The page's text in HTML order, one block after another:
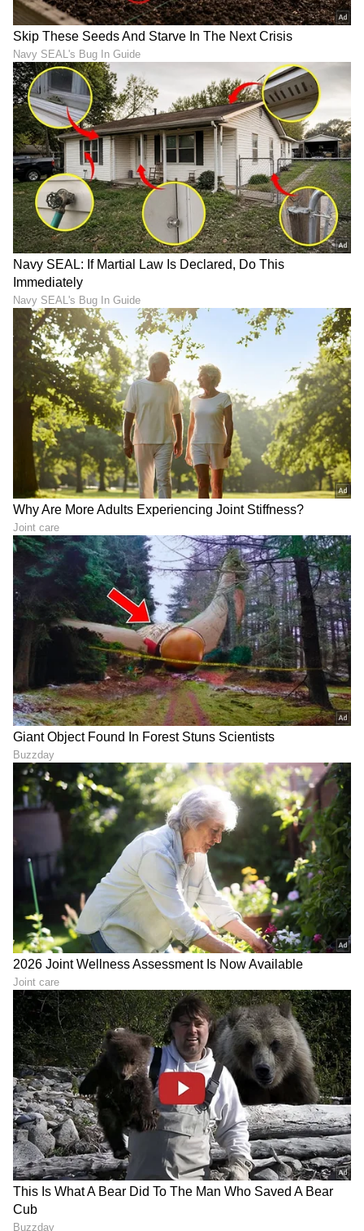
Girija Oak: ತಂದೆ ಬಗ್ಗೆ
'ನ್ಯಾಷನಲ್ ಕ್ರಶ್' ಗಿರಿಜಾ ಓಕ್
ಹೇಳಿದ್ದೇನು? ಸಂಬಂಧದ ಬಗ್ಗೆ
ಬಿಚ್ಚಿಟ್ರು ಸತ್ಯ
'ಲೆನಿನ್' ಹಿಟ್ ಬಳಿಕ ಭಾವುಕರಾದ
ಭಾಗ್ಯಶ್ರೀ: ತಂದೆಯ ಕಷ್ಟದ
ದಿನಗಳನ್ನು ನೆನೆದು ಕಣ್ಣೀರಿಟ್ಟ ನಟಿ
ಪಾಪ್ ತಾರೆ ಲೇಡಿ ಗಾಗಾಗೆ ವಾಚ್
ಕೊಡಲು ಹೋಗಿ
ಮುಜುಗರಕ್ಕೀಡಾದ್ರಾ ಶಾರುಖ್?
ಹಳೆ ವಿಡಿಯೋ ಮತ್ತೆ ವೈರಲ್!
ಹೀರೋ': 'ಲೆನಿನ್' ಪಾತ್ರದ
ಹಿಂದಿನ ಕಥೆ ಹೇಳಿದ ನಟ
ಪ್ರಮೋದ್
LATEST VIDEOS
"ರಾಜಕೀಯ ಬೇಡ, ಸಿನಿಮಾನೇ ಪ್ರಾಣ":
ಕನಕೋತ್ಸವದಲ್ಲಿ ರಿಷಬ್ ಶೆಟ್ಟಿ | Rishab
Shetty speech | Suvarna News
ಶೇ.50 ರಿಂದ ಶೇ.18 ಕ್ಕೆ TAX ಇಳಿಕೆ: ಮೋದಿ-
ಟ್ರಂಪ್ ಐತಿಹಾಸಿಕ ಒಪ್ಪಂದ | India US
Trade Deal | Party Rounds